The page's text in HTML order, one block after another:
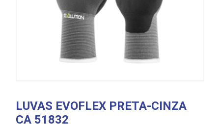
LUVAS EVOFLEX PRETA-CINZA
CA 51832